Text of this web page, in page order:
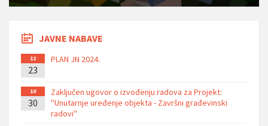
JAVNE NABAVE
12
23
PLAN JN 2024.
10
30
Zaključen ugovor o izvođenju radova za Projekt:
''Unutarnje uređenje objekta - Završni građevinski
radovi''